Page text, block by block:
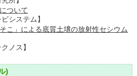
ついて
システム】
こ」による底質土壌の放射性セシウム
ノス】
)